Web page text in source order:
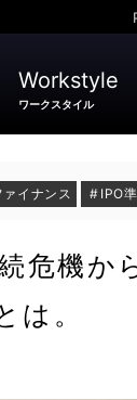
Workstyle
ワークスタイル
ァイナンス IPO
危機か
は。